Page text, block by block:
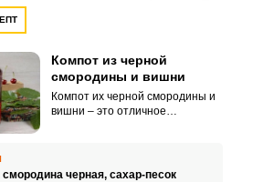
Компот из черной
смородины и вишни
Компот их черной смородины и
вишни – это отличное
кислинку и вкусные ягодки.
смородина черная, сахар-песок